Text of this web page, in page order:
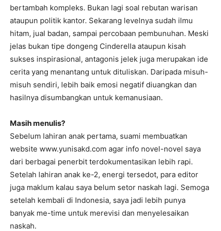
bertambah kompleks. Bukan lagi soal rebutan warisan
ataupun politik kantor. Sekarang levelnya sudah ilmu
hitam, jual badan, sampai percobaan pembunuhan. Meski
jelas bukan tipe dongeng Cinderella ataupun kisah
sukses inspirasional, antagonis jelek juga merupakan ide
cerita yang menantang untuk dituliskan. Daripada misuh-
misuh sendiri, lebih baik emosi negatif diuangkan dan
hasilnya disumbangkan untuk kemanusiaan.
Masih menulis?
Sebelum lahiran anak pertama, suami membuatkan
website www.yunisakd.com agar info novel-novel saya
dari berbagai penerbit terdokumentasikan lebih rapi.
Setelah lahiran anak ke-2, energi tersedot, para editor
juga maklum kalau saya belum setor naskah lagi. Semoga
setelah kembali di Indonesia, saya jadi lebih punya
banyak me-time untuk merevisi dan menyelesaikan
naskah.